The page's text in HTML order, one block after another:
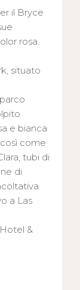
il Bryce
rosa.
situato
e bianca
come
tubi di
di
a Las
&